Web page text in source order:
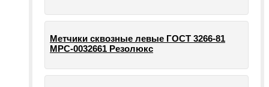
Метчики сквозные левые ГОСТ 3266-81
МРС-0032661 Резолюкс